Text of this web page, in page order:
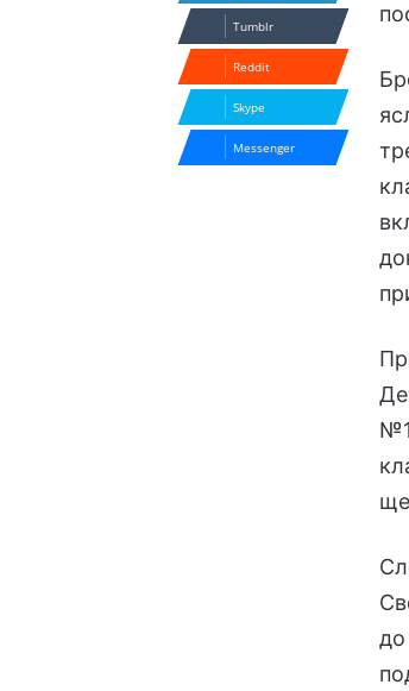
до
Tumblr
Reddit
Skype
Messenger